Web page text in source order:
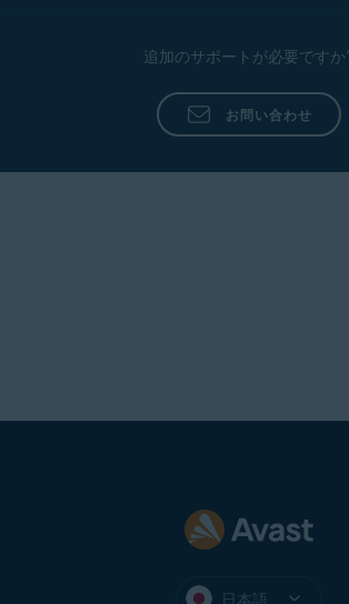
追加のサポートが必要ですか
お問い合わせ
日本語